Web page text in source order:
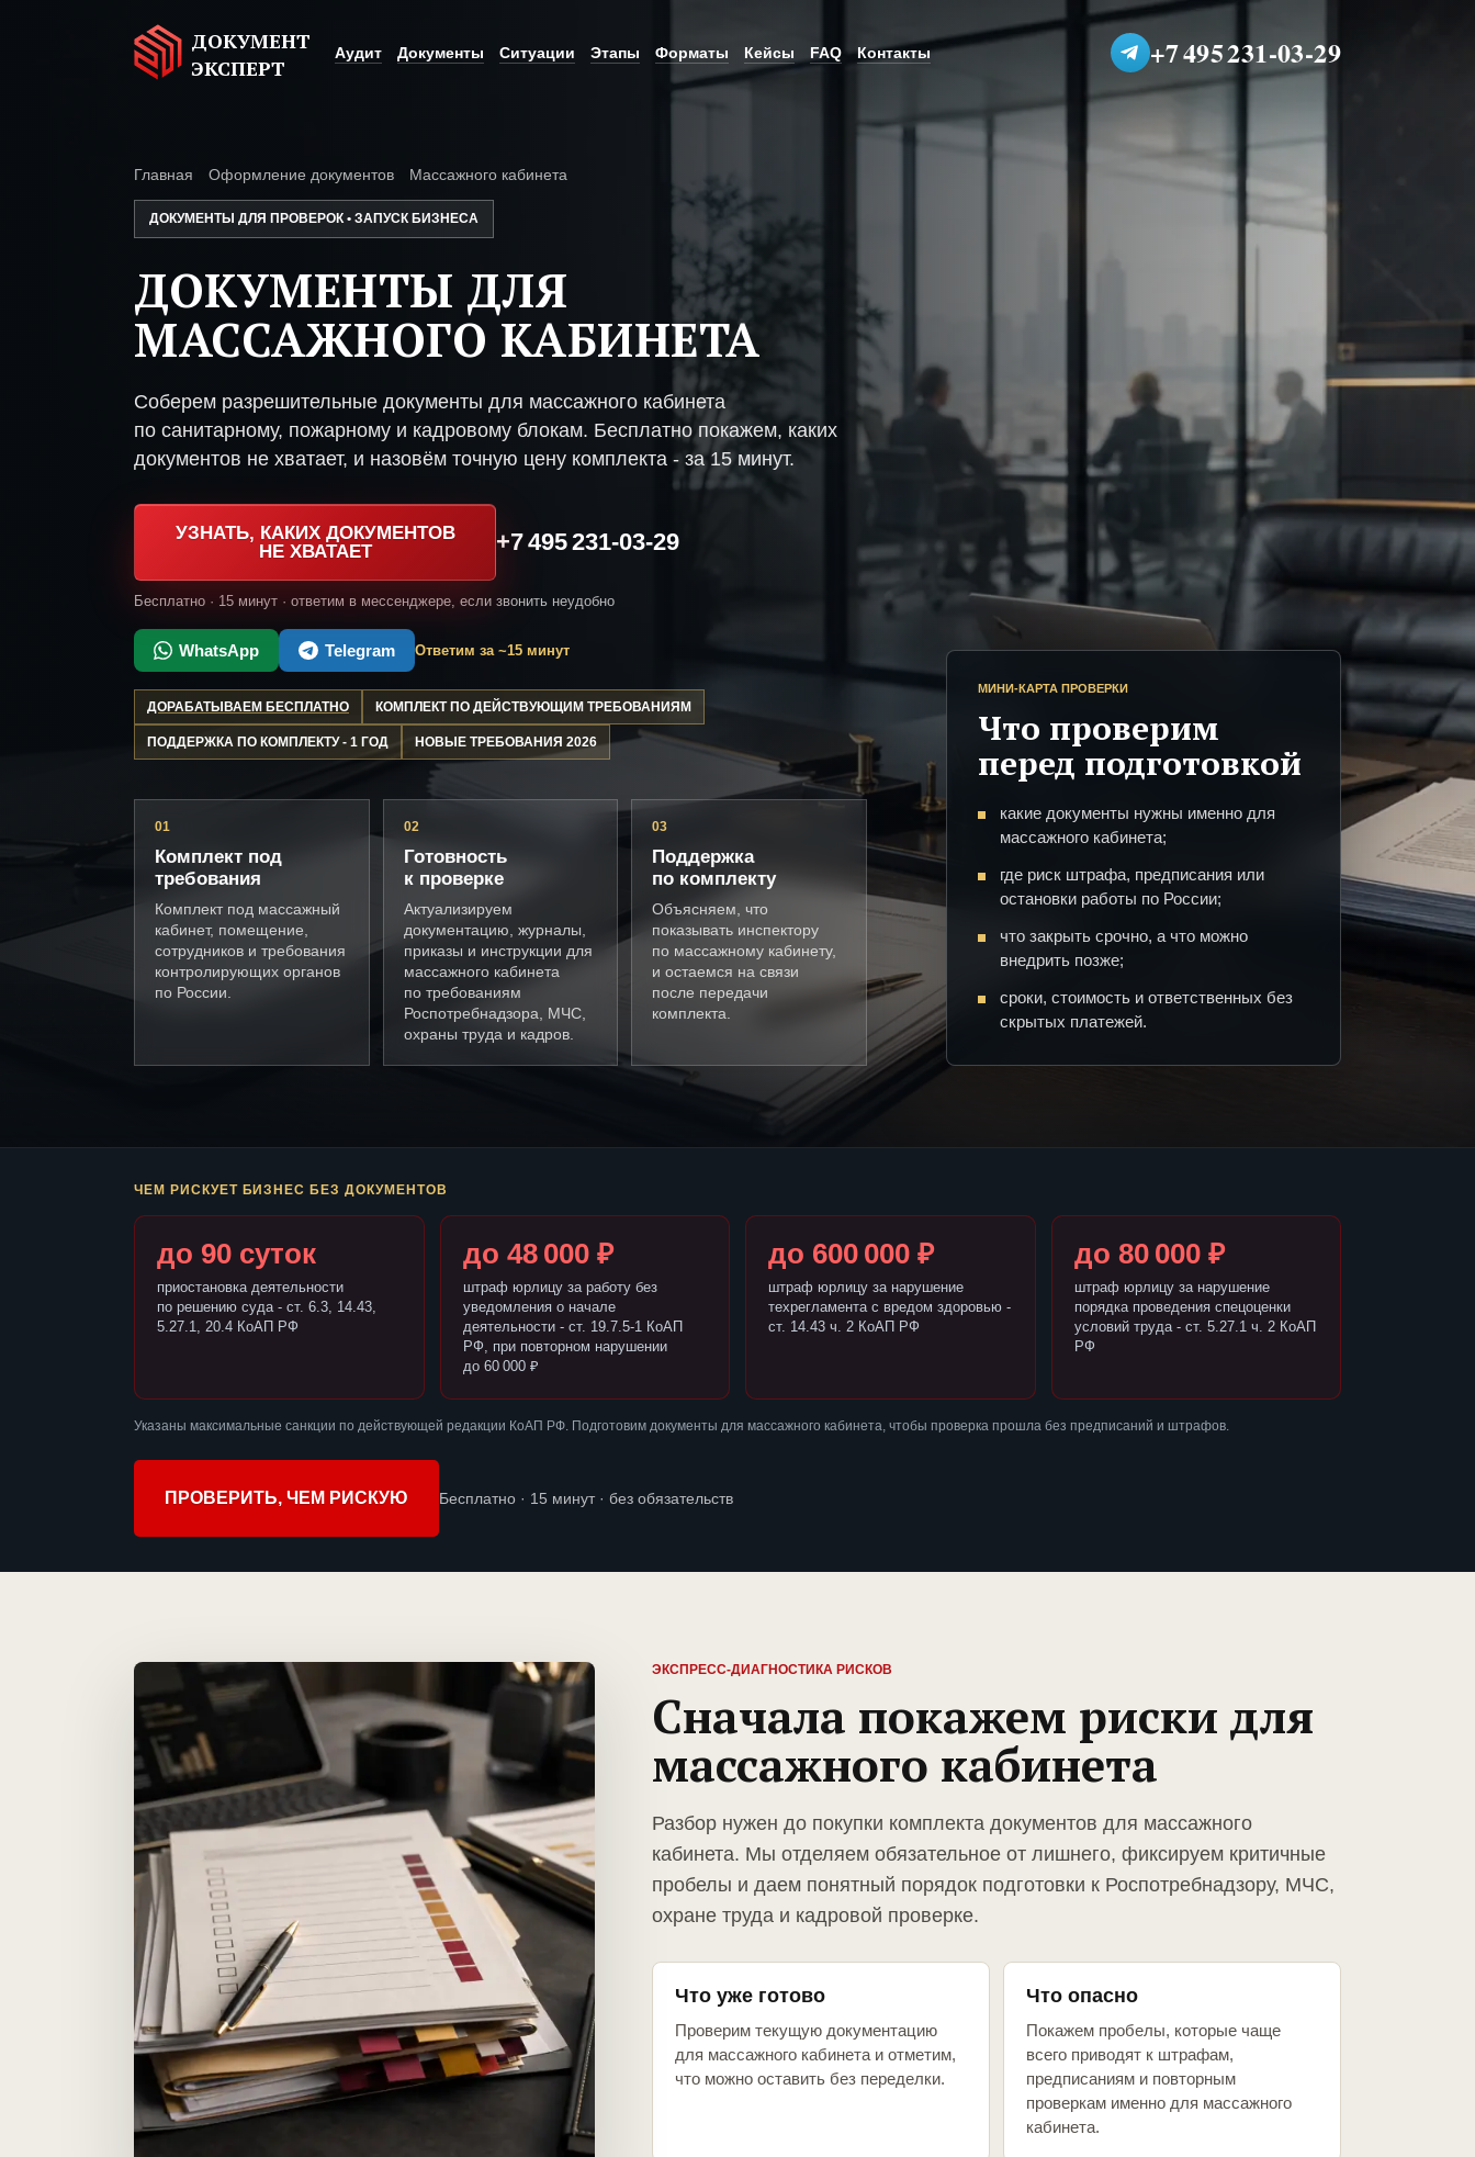
ДОКУМЕНТ
ЭКСПЕРТ
Аудит Документы Ситуации Этапы Форматы Кейсы FAQ Контакты +7 495 231-03-29
Главная Оформление документов Массажного кабинета
ДОКУМЕНТЫ ДЛЯ ПРОВЕРОК • ЗАПУСК БИЗНЕСА
ДОКУМЕНТЫ ДЛЯ
МАССАЖНОГО КАБИНЕТА
Соберем разрешительные документы для массажного кабинета
по санитарному, пожарному и кадровому блокам. Бесплатно покажем, каких
документов не хватает, и назовём точную цену комплекта - за 15 минут.
УЗНАТЬ, КАКИХ ДОКУМЕНТОВ
НЕ ХВАТАЕТ
+7 495 231-03-29
Бесплатно · 15 минут · ответим в мессенджере, если звонить неудобно
WhatsApp Telegram Ответим за ~15 минут
ДОРАБАТЫВАЕМ БЕСПЛАТНО КОМПЛЕКТ ПО ДЕЙСТВУЮЩИМ ТРЕБОВАНИЯМ
ПОДДЕРЖКА ПО КОМПЛЕКТУ - 1 ГОД НОВЫЕ ТРЕБОВАНИЯ 2026
01
Комплект под
требования
Комплект под массажный
кабинет, помещение,
сотрудников и требования
контролирующих органов
по России.
02
Готовность
к проверке
Актуализируем
документацию, журналы,
приказы и инструкции для
массажного кабинета
по требованиям
Роспотребнадзора, МЧС,
охраны труда и кадров.
03
Поддержка
по комплекту
Объясняем, что
показывать инспектору
по массажному кабинету,
и остаемся на связи
после передачи
комплекта.
МИНИ-КАРТА ПРОВЕРКИ
Что проверим
перед подготовкой
какие документы нужны именно для
массажного кабинета;
где риск штрафа, предписания или
остановки работы по России;
что закрыть срочно, а что можно
внедрить позже;
сроки, стоимость и ответственных без
скрытых платежей.
ЧЕМ РИСКУЕТ БИЗНЕС БЕЗ ДОКУМЕНТОВ
до 90 суток
приостановка деятельности
по решению суда - ст. 6.3, 14.43,
5.27.1, 20.4 КоАП РФ
до 48 000 ₽
штраф юрлицу за работу без
уведомления о начале
деятельности - ст. 19.7.5-1 КоАП
РФ, при повторном нарушении
до 60 000 ₽
до 600 000 ₽
штраф юрлицу за нарушение
техрегламента с вредом здоровью -
ст. 14.43 ч. 2 КоАП РФ
до 80 000 ₽
штраф юрлицу за нарушение
порядка проведения спецоценки
условий труда - ст. 5.27.1 ч. 2 КоАП
РФ
Указаны максимальные санкции по действующей редакции КоАП РФ. Подготовим документы для массажного кабинета, чтобы проверка прошла без предписаний и штрафов.
ПРОВЕРИТЬ, ЧЕМ РИСКУЮ Бесплатно · 15 минут · без обязательств
ЭКСПРЕСС-ДИАГНОСТИКА РИСКОВ
Сначала покажем риски для
массажного кабинета
Разбор нужен до покупки комплекта документов для массажного
кабинета. Мы отделяем обязательное от лишнего, фиксируем критичные
пробелы и даем понятный порядок подготовки к Роспотребнадзору, МЧС,
охране труда и кадровой проверке.
Что уже готово
Проверим текущую документацию
для массажного кабинета и отметим,
что можно оставить без переделки.
Что опасно
Покажем пробелы, которые чаще
всего приводят к штрафам,
предписаниям и повторным
проверкам именно для массажного
кабинета.